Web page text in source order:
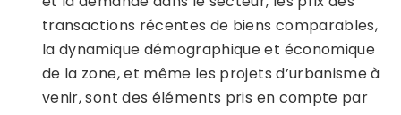
transactions récentes de biens comparables,
la dynamique démographique et économique
de la zone, et même les projets d’urbanisme à
venir, sont des éléments pris en compte par